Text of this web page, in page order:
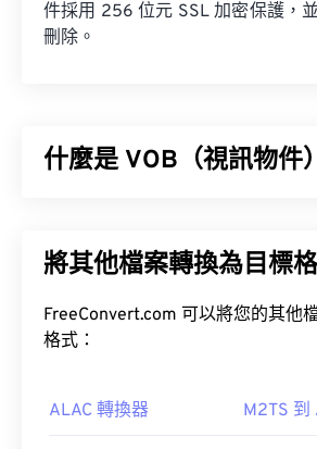
件採用 256 位元 SSL 加密保護，
刪除。
什麼是 VOB（視訊物件
內容加密系統 (CSS)
如何開啟 VOB 檔案？
將其他檔案轉換為目標
FreeConvert.com 可以將您的其他檔案
格式：
ALAC 轉換器 M2TS 到